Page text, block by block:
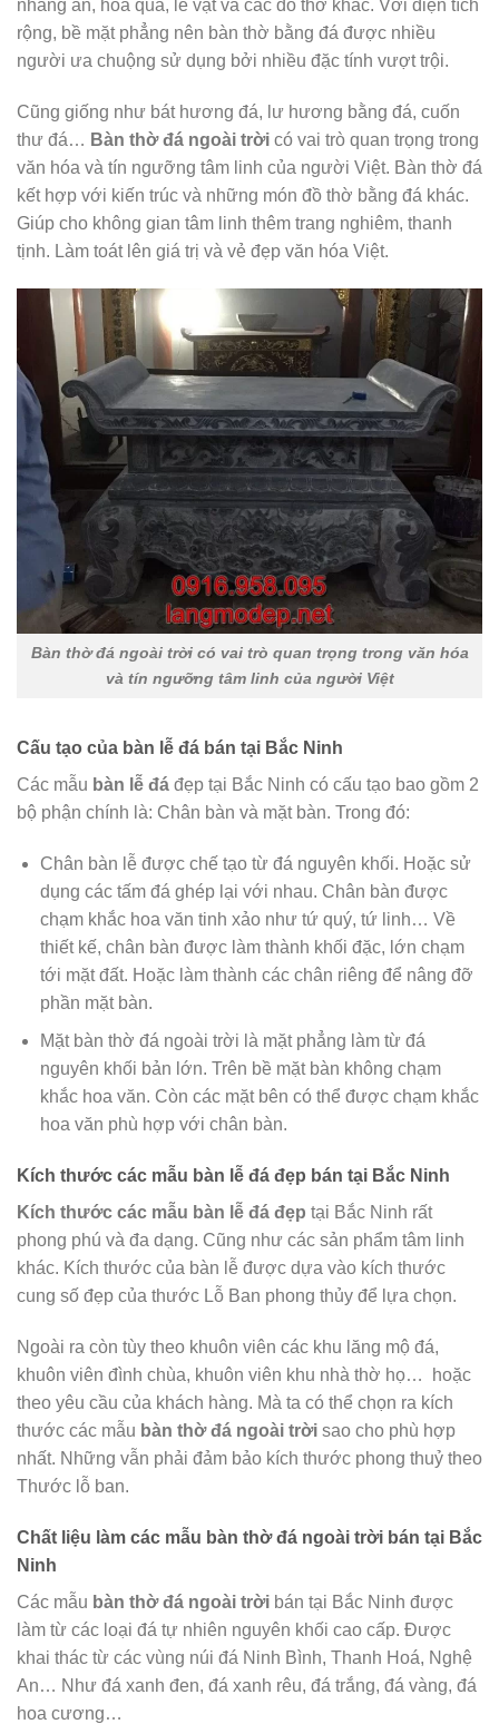
nhang án, hoa quả, lễ vật và các đồ thờ khác. Với diện tích
rộng, bề mặt phẳng nên bàn thờ bằng đá được nhiều
người ưa chuộng sử dụng bởi nhiều đặc tính vượt trội.
Cũng giống như bát hương đá, lư hương bằng đá, cuốn
thư đá… Bàn thờ đá ngoài trời có vai trò quan trọng trong
văn hóa và tín ngưỡng tâm linh của người Việt. Bàn thờ đá
kết hợp với kiến trúc và những món đồ thờ bằng đá khác.
Giúp cho không gian tâm linh thêm trang nghiêm, thanh
tịnh. Làm toát lên giá trị và vẻ đẹp văn hóa Việt.
Bàn thờ đá ngoài trời có vai trò quan trọng trong văn hóa
và tín ngưỡng tâm linh của người Việt
Cấu tạo của bàn lễ đá bán tại Bắc Ninh
Các mẫu bàn lễ đá đẹp tại Bắc Ninh có cấu tạo bao gồm 2
bộ phận chính là: Chân bàn và mặt bàn. Trong đó:
Chân bàn lễ được chế tạo từ đá nguyên khối. Hoặc sử
dụng các tấm đá ghép lại với nhau. Chân bàn được
chạm khắc hoa văn tinh xảo như tứ quý, tứ linh… Về
thiết kế, chân bàn được làm thành khối đặc, lớn chạm
tới mặt đất. Hoặc làm thành các chân riêng để nâng đỡ
phần mặt bàn.
Mặt bàn thờ đá ngoài trời là mặt phẳng làm từ đá
nguyên khối bản lớn. Trên bề mặt bàn không chạm
khắc hoa văn. Còn các mặt bên có thể được chạm khắc
hoa văn phù hợp với chân bàn.
Kích thước các mẫu bàn lễ đá đẹp bán tại Bắc Ninh
Kích thước các mẫu bàn lễ đá đẹp tại Bắc Ninh rất
phong phú và đa dạng. Cũng như các sản phẩm tâm linh
khác. Kích thước của bàn lễ được dựa vào kích thước
cung số đẹp của thước Lỗ Ban phong thủy để lựa chọn.
Ngoài ra còn tùy theo khuôn viên các khu lăng mộ đá,
khuôn viên đình chùa, khuôn viên khu nhà thờ họ… hoặc
theo yêu cầu của khách hàng. Mà ta có thể chọn ra kích
thước các mẫu bàn thờ đá ngoài trời sao cho phù hợp
nhất. Những vẫn phải đảm bảo kích thước phong thuỷ theo
Thước lỗ ban.
Chất liệu làm các mẫu bàn thờ đá ngoài trời bán tại Bắc
Ninh
Các mẫu bàn thờ đá ngoài trời bán tại Bắc Ninh được
làm từ các loại đá tự nhiên nguyên khối cao cấp. Được
khai thác từ các vùng núi đá Ninh Bình, Thanh Hoá, Nghệ
An… Như đá xanh đen, đá xanh rêu, đá trắng, đá vàng, đá
hoa cương…